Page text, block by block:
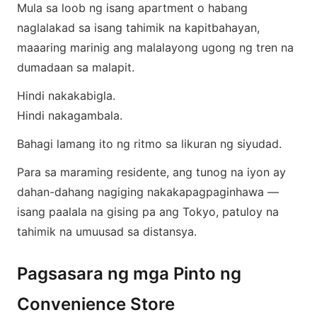
Mula sa loob ng isang apartment o habang
naglalakad sa isang tahimik na kapitbahayan,
maaaring marinig ang malalayong ugong ng tren na
dumadaan sa malapit.
Hindi nakakabigla.
Hindi nakagambala.
Bahagi lamang ito ng ritmo sa likuran ng siyudad.
Para sa maraming residente, ang tunog na iyon ay
dahan-dahang nagiging nakakapagpaginhawa —
isang paalala na gising pa ang Tokyo, patuloy na
tahimik na umuusad sa distansya.
Pagsasara ng mga Pinto ng
Convenience Store